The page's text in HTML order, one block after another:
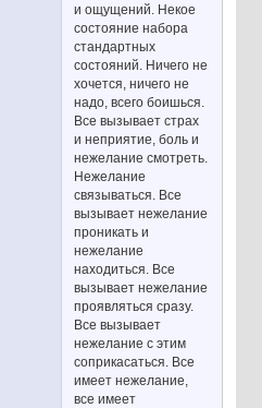
и ощущений. Некое
состояние набора
стандартных
состояний. Ничего не
хочется, ничего не
надо, всего боишься.
Все вызывает страх
и неприятие, боль и
нежелание смотреть.
Нежелание
связываться. Все
вызывает нежелание
проникать и
нежелание
находиться. Все
вызывает нежелание
проявляться сразу.
Все вызывает
нежелание с этим
соприкасаться. Все
имеет нежелание,
все имеет